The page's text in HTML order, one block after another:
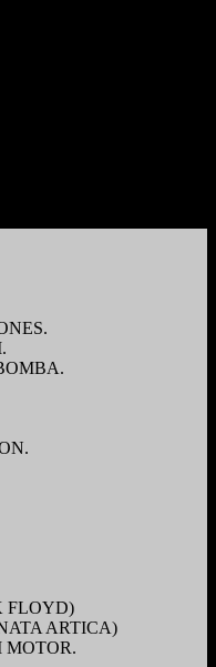
FLOYD)
ARTICA)
MOTOR.